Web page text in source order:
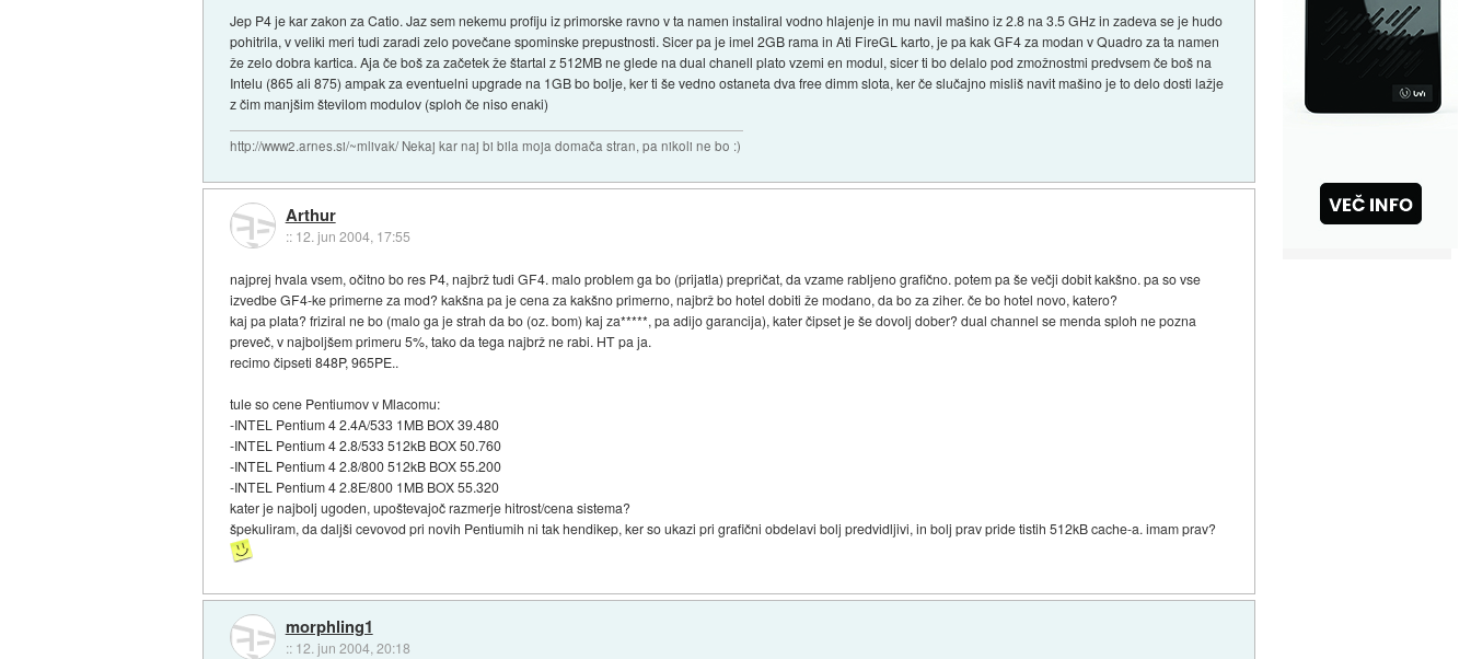
Jep P4 je kar zakon za Catio. Jaz sem nekemu profiju iz primorske ravno v ta namen instaliral vodno hlajenje in mu navil mašino iz 2.8 na 3.5 GHz in zadeva se je hudo
pohitrila, v veliki meri tudi zaradi zelo povečane spominske prepustnosti. Sicer pa je imel 2GB rama in Ati FireGL karto, je pa kak GF4 za modan v Quadro za ta namen
že zelo dobra kartica. Aja če boš za začetek že štartal z 512MB ne glede na dual chanell plato vzemi en modul, sicer ti bo delalo pod zmožnostmi predvsem če boš na
Intelu (865 ali 875) ampak za eventuelni upgrade na 1GB bo bolje, ker ti še vedno ostaneta dva free dimm slota, ker če slučajno misliš navit mašino je to delo dosti lažje
z čim manjšim številom modulov (sploh če niso enaki)
http://www2.arnes.si/~mlivak/ Nekaj kar naj bi bila moja domača stran, pa nikoli ne bo :)
Arthur
:: 12. jun 2004, 17:55
najprej hvala vsem, očitno bo res P4, najbrž tudi GF4. malo problem ga bo (prijatla) prepričat, da vzame rabljeno grafično. potem pa še večji dobit kakšno. pa so vse
izvedbe GF4-ke primerne za mod? kakšna pa je cena za kakšno primerno, najbrž bo hotel dobiti že modano, da bo za ziher. če bo hotel novo, katero?
kaj pa plata? friziral ne bo (malo ga je strah da bo (oz. bom) kaj za*****, pa adijo garancija), kater čipset je še dovolj dober? dual channel se menda sploh ne pozna
preveč, v najboljšem primeru 5%, tako da tega najbrž ne rabi. HT pa ja.
recimo čipseti 848P, 965PE..
tule so cene Pentiumov v Mlacomu:
-INTEL Pentium 4 2.4A/533 1MB BOX 39.480
-INTEL Pentium 4 2.8/533 512kB BOX 50.760
-INTEL Pentium 4 2.8/800 512kB BOX 55.200
-INTEL Pentium 4 2.8E/800 1MB BOX 55.320
kater je najbolj ugoden, upoštevajoč razmerje hitrost/cena sistema?
špekuliram, da daljši cevovod pri novih Pentiumih ni tak hendikep, ker so ukazi pri grafični obdelavi bolj predvidljivi, in bolj prav pride tistih 512kB cache-a. imam prav?
morphling1
:: 12. jun 2004, 20:18